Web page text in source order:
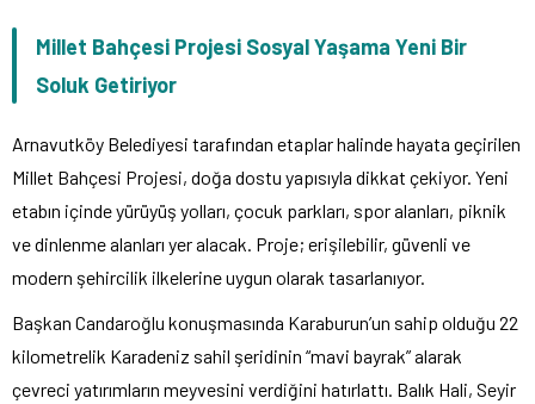
Millet Bahçesi Projesi Sosyal Yaşama Yeni Bir
Soluk Getiriyor
Arnavutköy Belediyesi tarafından etaplar halinde hayata geçirilen
Millet Bahçesi Projesi, doğa dostu yapısıyla dikkat çekiyor. Yeni
etabın içinde yürüyüş yolları, çocuk parkları, spor alanları, piknik
ve dinlenme alanları yer alacak. Proje; erişilebilir, güvenli ve
modern şehircilik ilkelerine uygun olarak tasarlanıyor.
Başkan Candaroğlu konuşmasında Karaburun’un sahip olduğu 22
kilometrelik Karadeniz sahil şeridinin “mavi bayrak” alarak
çevreci yatırımların meyvesini verdiğini hatırlattı. Balık Hali, Seyir